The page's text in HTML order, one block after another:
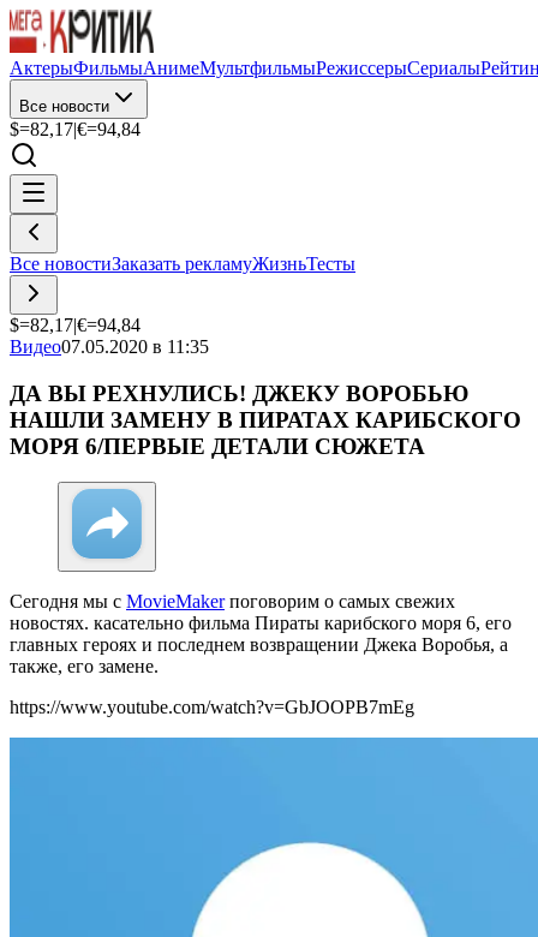
АктерыФильмыАнимеМультфильмыРежиссерыСериалы
Все новости
$=82,17|€=94,84
Все новостиЗаказать рекламуЖизньТесты
$=82,17|€=94,84
Видео07.05.2020 в 11:35
ДА ВЫ РЕХНУЛИСЬ! ДЖЕКУ ВОРОБЬЮ
НАШЛИ ЗАМЕНУ В ПИРАТАХ КАРИБСКОГО
МОРЯ 6/ПЕРВЫЕ ДЕТАЛИ СЮЖЕТА
Сегодня мы с MovieMakerпоговорим о самых свежих
новостях. касательно фильма Пираты карибского моря 6, его
главных героях и последнем возвращении Джека Воробья, а
также, его замене.
https://www.youtube.com/watch?v=GbJOOPB7mEg